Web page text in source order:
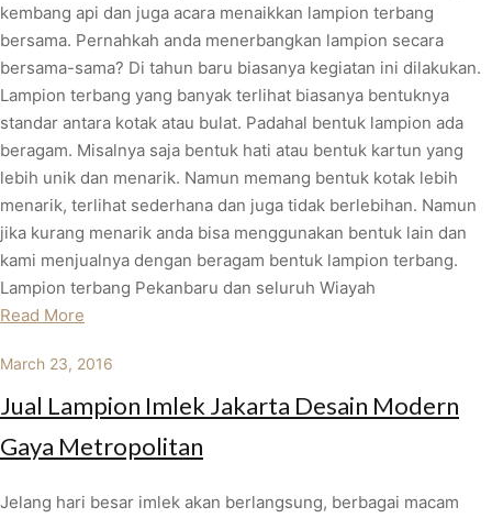
kembang api dan juga acara menaikkan lampion terbang
bersama. Pernahkah anda menerbangkan lampion secara
bersama-sama? Di tahun baru biasanya kegiatan ini dilakukan.
Lampion terbang yang banyak terlihat biasanya bentuknya
standar antara kotak atau bulat. Padahal bentuk lampion ada
beragam. Misalnya saja bentuk hati atau bentuk kartun yang
lebih unik dan menarik. Namun memang bentuk kotak lebih
menarik, terlihat sederhana dan juga tidak berlebihan. Namun
jika kurang menarik anda bisa menggunakan bentuk lain dan
kami menjualnya dengan beragam bentuk lampion terbang.
Lampion terbang Pekanbaru dan seluruh Wiayah
Read More
March 23, 2016
Jual Lampion Imlek Jakarta Desain Modern
Gaya Metropolitan
Jelang hari besar imlek akan berlangsung, berbagai macam